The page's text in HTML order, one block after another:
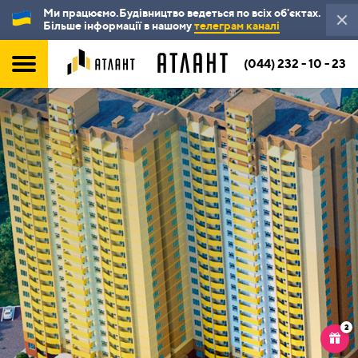
Ми працюємо.Будівництво ведеться по всіх об'єктах.
Більше інформації в нашомутелеграм каналі
(044) 232 - 10 - 23
2